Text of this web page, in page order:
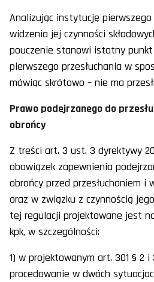
Analizując instytucję pierwszego
widzenia jej czynności
pouczenie stanowi istotny punkt
pierwszego przesłuchania w
mówiąc skrótowo – nie ma
Prawo podejrzanego do
obrońcy
Z treści art. 3 ust. 3 dyrektywy
obowiązek zapewnienia
obrońcy przed przesłuchaniem i
oraz w związku z czynnością
tej regulacji projektowane jest
kpk, w szczególności:
1) w projektowanym art. 301 § 2
procedowanie w dwóch